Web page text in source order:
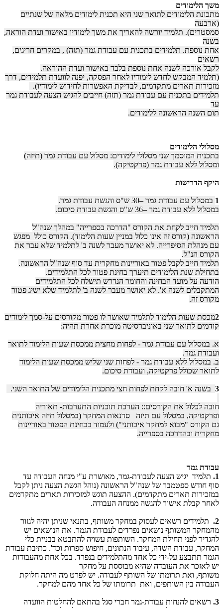
משך הלימודים
מתכונת הלימודים לתואר שני היא תכנית לימודים מלאה של שנתיים
(ארבעה
סמסטרים). תלמיד יורשה להאריך את משך לימודיו באישור ועדת הוראה,
בשנה
אחת נוספת. תלמידים בתכנית עם עבודת גמר (תזה) , במקרים חריגים,
רשאים
לקבל אורכה לשנה אחת נוספת בלבד באישור ועדת ההוראה.
(תלמיד המבקש לחדש לימודיו לאחר הפסקה, יפנה לוועדת תלמידים, דרך
מזכירות תארים מתקדמים, לבדיקת האפשרות לחידוש לימודיו).
תלמידים בתכנית עם עבודת גמר (תזה) חייבים להגיש הצעה לעבודת גמר
עד
תום השנה הראשונה ללימודים.
מסלולי הלימודים
בתכנית המוסמך שני מסלולי לימודים: מסלול עם עבודת גמר (תיזה)
ומסלול ללא עבודת גמר (פרקטיקה).
היקף הדרישות
1 במסלול עם עבודת גמר –30 ש"ס והגשת עבודת גמר.
במסלול ללא עבודת גמר –36 ש"ס והגשת עבודת סיכום.
תלמיד חייב לקחת את הקורס "הדרכה בספרייה" במהלך שנה"ל
הראשונה (קורס זה אינו כלול במניין שעות הלימוד). הקורס כולל מפגש
עם מנהלת הסיפרייה. לא יאושר מעבר לשנה ב' לתלמיד שלא עבר את
הקורס הנ"ל.
תלמיד חייב לקבל פטור באוריינות מחקרית עד סוף שנה"ל הראשונה.
בתחילת שנת הלימודים תיערך בחינת פטור לכל התלמידים.
הודעה על מועד הבחינה והחומר הנדרש תישלח לכל התלמידים
המתקבלים לשנה א'. לא יאושר מעבר לשנה ב' לתלמיד שלא ישיג פטור
מקורס זה.
2מכסת שעות הלימוד לתלמיד שאושר לו פטור מקורסים על-סמך לימודים
קודמים לתואר שני באוניברסיטה מוכרת אחרת תהיה:
א. במסלול עם עבודת גמר - לפחות מחצית ממכסת שעות הלימוד לתואר
ועבודת גמר.
ב. במסלול ללא עבודת גמר - לפחות שני שליש ממכסת שעות הלימוד
לתואר שכולל פרקטיקה, ועבודת סיכום.
3 בשנה א' חובה לקחת לפחות חצי מתכנית הלימודים של התואר השני.
חובה לכלול את הקורסים:: הערכת תוכניות התערבות- תאוריה
ופרקטיקה, במסלול עם תיזה סדנאות המחקר (במסלול תיזה איכותנית
גם הקורס "מבוא למחקר איכותני") ולעמוד בבחינת הפטור באוריינות
מחקרית ובהדרכה בספרייה.
עבודת גמר
1. תלמיד יגיש הצעה לעבודת-גמר, מאושרת ע"י מנחה העבודה עד
סוף חודש ספטמבר של שנה"ל הראשונה (נוהל הגשת הצעה ניתן לקבל
במזכירות תארים מתקדמים). ההצעה תוגש למזכירות תארים מתקדמים
לאחר קבלת אישור להגשה ממנחה העבודה.
2.
תלמידים רשאים לעסוק במחקר משותף, בתנאי שניתן יהיה לגזור
מהמחקר המשותף נושאים נפרדים לעבודת הגמר. את הנושאים יש
להגדיר לפני תחילת המחקר. השותפות עשויה להתבטא בבניית כלי
המחקר, עבודת השדה, עיבוד הנתונים, חיפוש ספרות וכד'. כתיבת עבודת
הגמר תתבצע על-ידי כל אחד מהתלמידים בנפרד. בכל אחת מהעבודות
יש לאזכר את העובדה שהיא מבוססת על מחקר
משותף, ואת תרומתו של השותף לעבודה. יש לפרט מה היתה חלוקת
העבודה בין השותפים, ואת תרומתו של כל אחד מהם למחקר.
3. רשאים להנחות עבודת-גמר חברי סגל בהתאם להחלטות הוועדה